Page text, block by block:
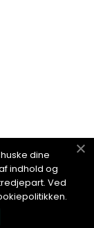
dine
indhold og
Ved